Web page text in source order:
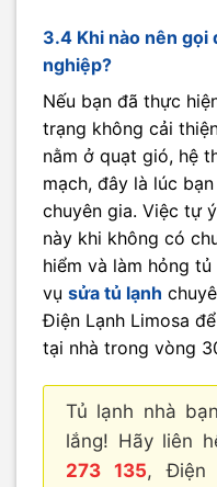
3.4 Khi nào nên gọi
nghiệp?
Nếu bạn đã thực
trạng không cải
nằm ở quạt gió, hệ
mạch, đây là lúc
chuyên gia. Việc tự
này khi không có
hiểm và làm hỏng
vụ sửa tủ lạnh
Điện Lạnh Limosa
tại nhà trong vòng
Tủ lạnh nhà
lắng! Hãy liên
273 135, Điện